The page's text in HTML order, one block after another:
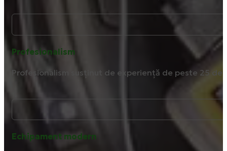
Profesionalism
Profesionalism susținut de experiență de peste 25 de
Echipament modern